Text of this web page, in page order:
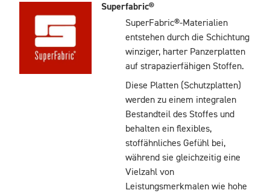
Superfabric®
SuperFabric®-Materialien
entstehen durch die Schichtung
winziger, harter Panzerplatten
auf strapazierfähigen Stoffen.
Diese Platten (Schutzplatten)
werden zu einem integralen
Bestandteil des Stoffes und
behalten ein flexibles,
stoffähnliches Gefühl bei,
während sie gleichzeitig eine
Vielzahl von
Leistungsmerkmalen wie hohe